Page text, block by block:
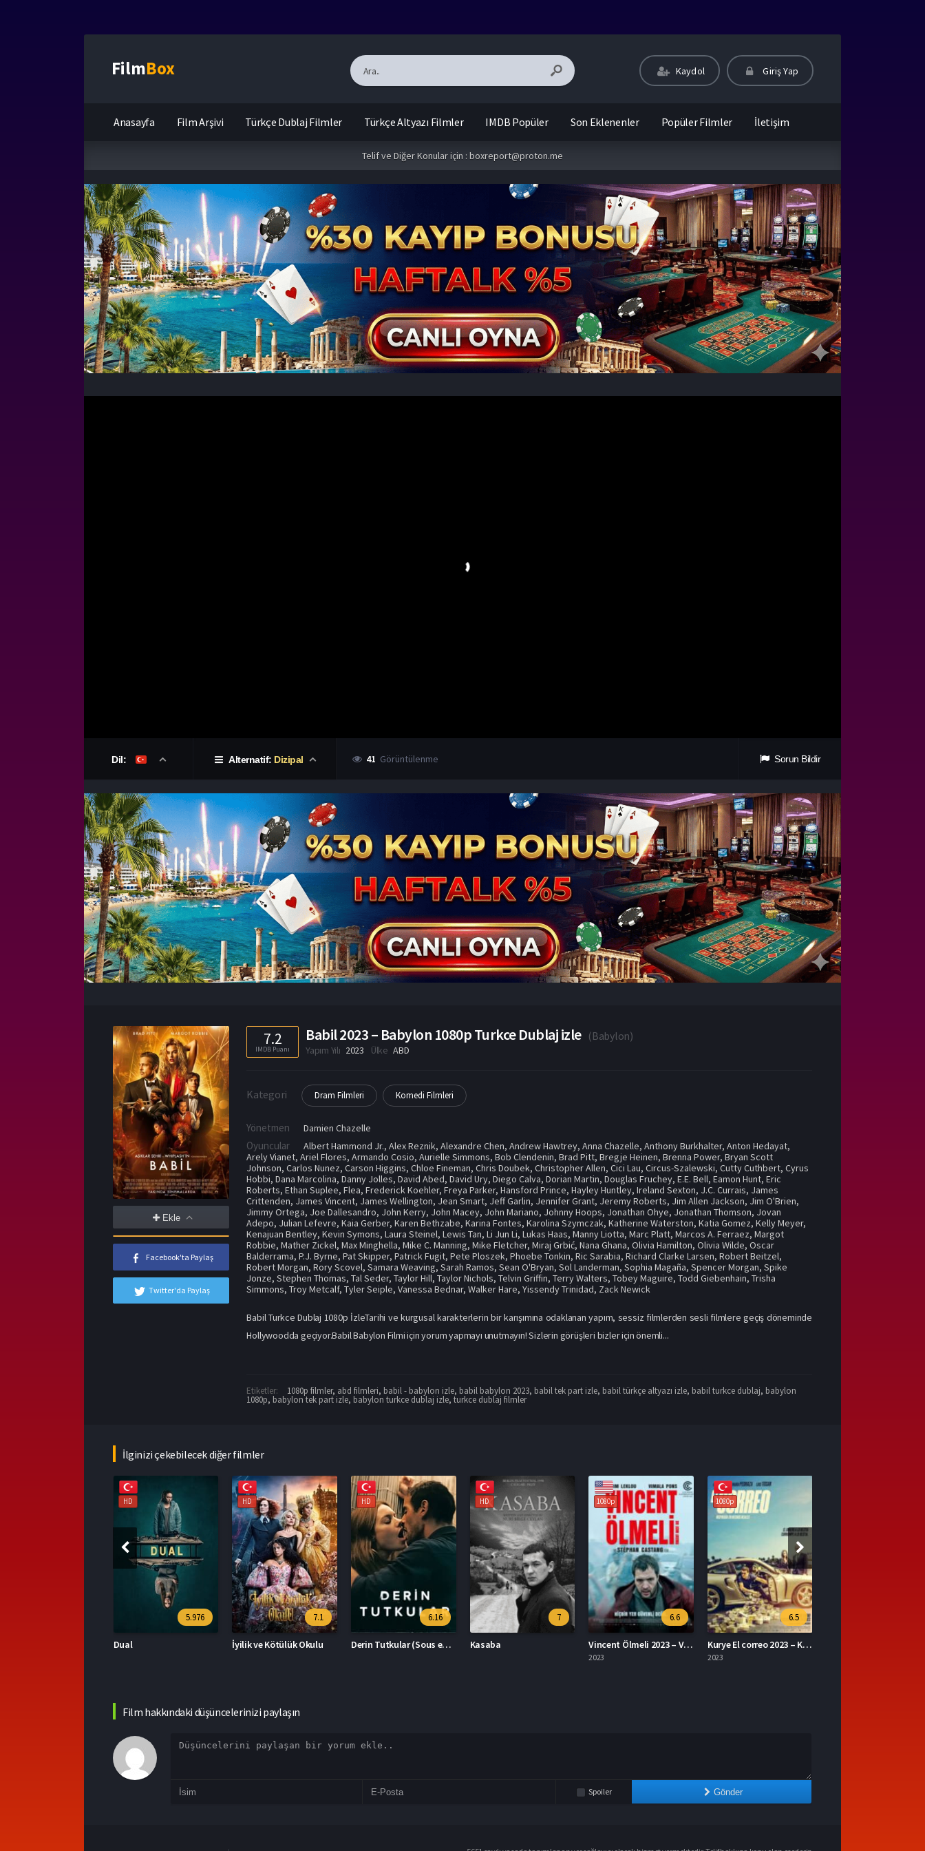
FilmBox Kaydol Giriş Yap
Anasayfa Film Arşivi Türkçe Dublaj Filmler Türkçe Altyazı Filmler IMDB Popüler Son Eklenenler Popüler Filmler İletişim
Telif ve Diğer Konular için : boxreport@proton.me
Dil: Alternatif: Dizipal 41 Görüntülenme Sorun Bildir
Ekle
Facebook'ta Paylaş
Twitter'da Paylaş
7.2
IMDB Puanı
Babil 2023 – Babylon 1080p Turkce Dublaj izle (Babylon)
Yapım Yılı 2023 Ülke ABD
Kategori Dram Filmleri Komedi Filmleri
Yönetmen Damien Chazelle
Oyuncular Albert Hammond Jr.,Alex Reznik,Alexandre Chen,Andrew Hawtrey,Anna Chazelle,Anthony Burkhalter,Anton Hedayat,
Arely Vianet,Ariel Flores,Armando Cosio,Aurielle Simmons,Bob Clendenin,Brad Pitt,Bregje Heinen,Brenna Power,Bryan Scott
Johnson,Carlos Nunez,Carson Higgins,Chloe Fineman,Chris Doubek,Christopher Allen,Cici Lau,Circus-Szalewski,Cutty Cuthbert,Cyrus
Hobbi,Dana Marcolina,Danny Jolles,David Abed,David Ury,Diego Calva,Dorian Martin,Douglas Fruchey,E.E. Bell,Eamon Hunt,Eric
Roberts,Ethan Suplee,Flea,Frederick Koehler,Freya Parker,Hansford Prince,Hayley Huntley,Ireland Sexton, J.C. Currais, James
Crittenden, James Vincent, James Wellington, Jean Smart, Jeff Garlin, Jennifer Grant, Jeremy Roberts, Jim Allen Jackson, Jim O'Brien,
Jimmy Ortega, Joe Dallesandro, John Kerry, John Macey, John Mariano, Johnny Hoops, Jonathan Ohye, Jonathan Thomson, Jovan
Adepo, Julian Lefevre,Kaia Gerber,Karen Bethzabe,Karina Fontes,Karolina Szymczak,Katherine Waterston,Katia Gomez,Kelly Meyer,
Kenajuan Bentley,Kevin Symons,Laura Steinel,Lewis Tan,Li Jun Li,Lukas Haas,Manny Liotta,Marc Platt,Marcos A. Ferraez,Margot
Robbie,Mather Zickel,Max Minghella,Mike C. Manning,Mike Fletcher,Miraj Grbić,Nana Ghana,Olivia Hamilton,Olivia Wilde,Oscar
Balderrama,P.J. Byrne,Pat Skipper,Patrick Fugit,Pete Ploszek,Phoebe Tonkin,Ric Sarabia,Richard Clarke Larsen,Robert Beitzel,
Robert Morgan,Rory Scovel,Samara Weaving,Sarah Ramos,Sean O'Bryan,Sol Landerman,Sophia Magaña,Spencer Morgan,Spike
Jonze,Stephen Thomas,Tal Seder,Taylor Hill,Taylor Nichols,Telvin Griffin,Terry Walters,Tobey Maguire,Todd Giebenhain,Trisha
Simmons,Troy Metcalf,Tyler Seiple,Vanessa Bednar,Walker Hare,Yissendy Trinidad, Zack Newick
Babil Turkce Dublaj 1080p İzleTarihi ve kurgusal karakterlerin bir karışımına odaklanan yapım, sessiz filmlerden sesli filmlere geçiş döneminde
Hollywoodda geçiyor.Babil Babylon Filmi için yorum yapmayı unutmayın! Sizlerin görüşleri bizler için önemli...
Etiketler: 1080p filmler, abd filmleri, babil - babylon izle, babil babylon 2023, babil tek part izle, babil türkçe altyazı izle, babil turkce dublaj, babylon
1080p, babylon tek part izle, babylon turkce dublaj izle,turkce dublaj filmler
İlginizi çekebilecek diğer filmler
HD
7.1
İyilik ve Kötülük Okulu
HD
6.16
HD
7
Kasaba
1080p
6.6
1080p
6.5
Kurye El correo 2023 – Kurye 1080p Turkce Dublaj izle
2023
1080p
7.1
The Ministry of Ungentlemanly Warfare 2024 – Centilmen Olmayan Savaş Bakanlığı 1080p Turkce Dublaj izle
2024
Film hakkındaki düşüncelerinizi paylaşın
Spoiler Gönder